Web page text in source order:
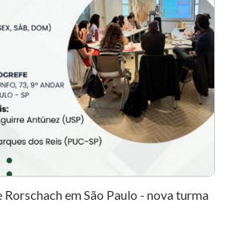
em São Paulo - nova turma